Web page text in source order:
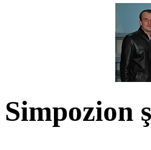
Simpozion